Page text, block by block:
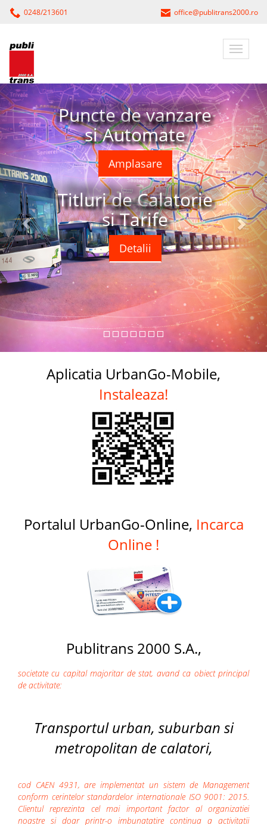
0248/213601 office@publitrans2000.ro
Puncte de vanzare
si Automate
Amplasare
Titluri de Calatorie
si Tarife
Detalii
Aplicatia UrbanGo-Mobile,
Instaleaza!
Portalul UrbanGo-Online, Incarca
Online !
Publitrans 2000 S.A.,
societate cu capital majoritar de stat, avand ca obiect principal
de activitate:
Transportul urban, suburban si
metropolitan de calatori,
cod CAEN 4931, are implementat un sistem de Management
conform cerintelor standardelor internationale ISO 9001: 2015.
Clientul reprezinta cel mai important factor al organizatiei
noastre si doar printr-o imbunatatire continua a activitatii